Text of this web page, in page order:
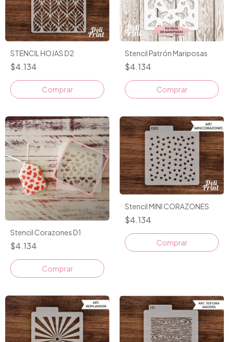
STENCIL HOJAS D2
$4.134
Stencil Patrón Mariposas
$4.134
Stencil Corazones D1
$4.134
Stencil MINI CORAZONES
$4.134